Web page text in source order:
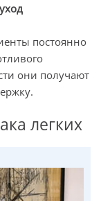
постоянно
они получают
легких